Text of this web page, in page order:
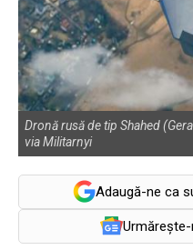
Dronă rusă de tip Shahed
via Militarnyi
Adaugă-ne ca